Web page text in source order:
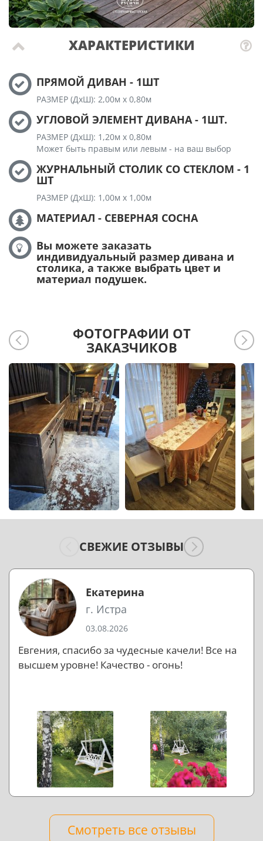
ХАРАКТЕРИСТИКИ
ПРЯМОЙ ДИВАН - 1ШТ
РАЗМЕР (ДхШ): 2,00м х 0,80м
УГЛОВОЙ ЭЛЕМЕНТ ДИВАНА - 1ШТ.
РАЗМЕР (ДхШ): 1,20м х 0,80м
Может быть правым или левым - на ваш выбор
ЖУРНАЛЬНЫЙ СТОЛИК СО СТЕКЛОМ - 1
ШТ
РАЗМЕР (ДхШ): 1,00м х 1,00м
МАТЕРИАЛ - СЕВЕРНАЯ СОСНА
Вы можете заказать
индивидуальный размер дивана и
столика, а также выбрать цвет и
материал подушек.
ФОТОГРАФИИ ОТ
ЗАКАЗЧИКОВ
СВЕЖИЕ ОТЗЫВЫ
Екатерина
г. Истра
03.08.2026
Евгения, спасибо за чудесные качели! Все на
высшем уровне! Качество - огонь!
Смотреть все отзывы